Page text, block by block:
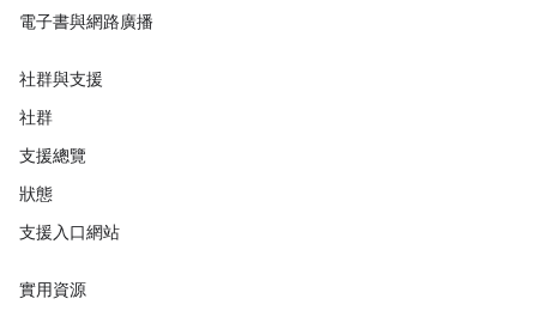
電子書與網路廣播
社群與支援
社群
支援總覽
狀態
支援入口網站
實用資源